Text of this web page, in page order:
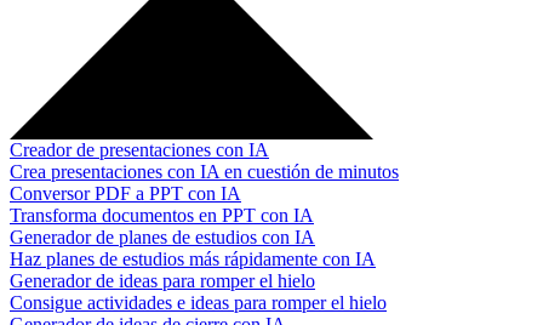
Creador de presentaciones con IA
Crea presentaciones con IA en cuestión de minutos
Conversor PDF a PPT con IA
Transforma documentos en PPT con IA
Generador de planes de estudios con IA
Haz planes de estudios más rápidamente con IA
Generador de ideas para romper el hielo
Consigue actividades e ideas para romper el hielo